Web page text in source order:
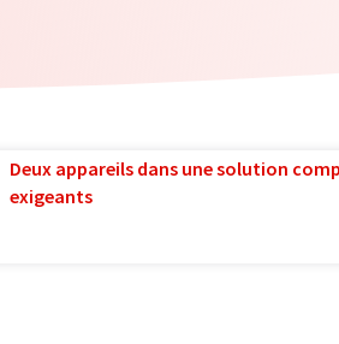
Deux appareils dans une solution
exigeants